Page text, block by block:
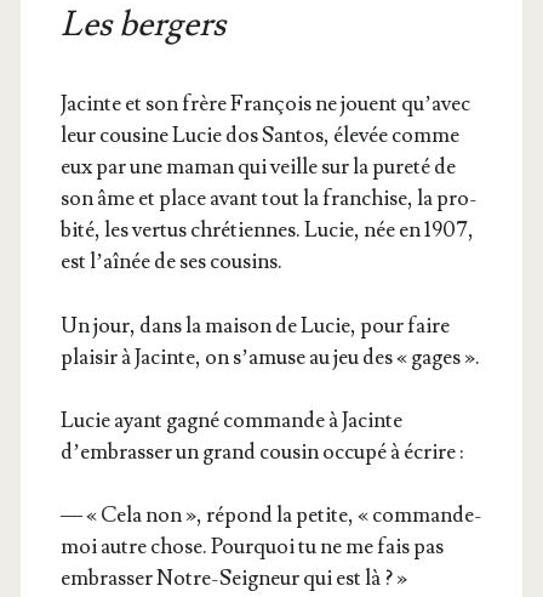
Les bergers
Jacinte et son frère Fran­çois ne jouent qu’a­vec
leur cou­sine Lucie dos San­tos, éle­vée comme
eux par une maman qui veille sur la pure­té de
son âme et place avant tout la fran­chise, la pro­
bi­té, les ver­tus chré­tiennes. Lucie, née en 1907,
est l’aî­née de ses cousins.
Un jour, dans la mai­son de Lucie, pour faire
plai­sir à Jacinte, on s’a­muse au jeu des « gages ».
Lucie ayant gagné com­mande à Jacinte
d’embrasser un grand cou­sin occu­pé à écrire :
— « Cela non », répond la petite, « com­mande-
moi autre chose. Pour­quoi tu ne me fais pas
embras­ser Notre-Sei­gneur qui est là ? »